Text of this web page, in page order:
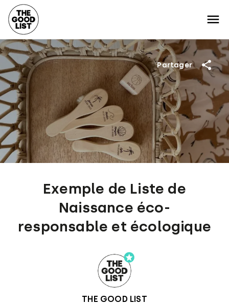
Exemple de Liste de
Naissance éco-
responsable et écologique
Partager
THE GOOD LIST